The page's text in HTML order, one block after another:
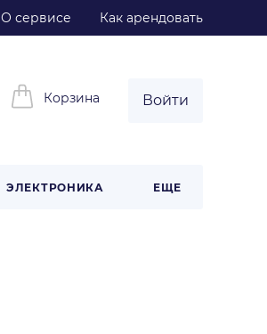
О сервисе Как арендовать
Корзина Войти
ЭЛЕКТРОНИКА ЕЩЕ